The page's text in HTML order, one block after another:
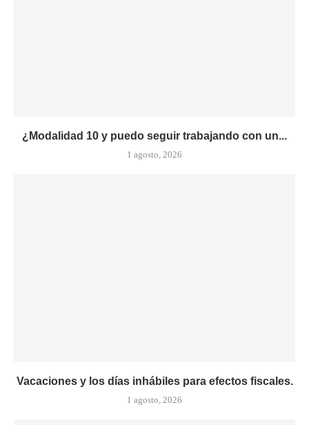
¿Modalidad 10 y puedo seguir trabajando con un...
1 agosto, 2026
Vacaciones y los días inhábiles para efectos fiscales.
1 agosto, 2026